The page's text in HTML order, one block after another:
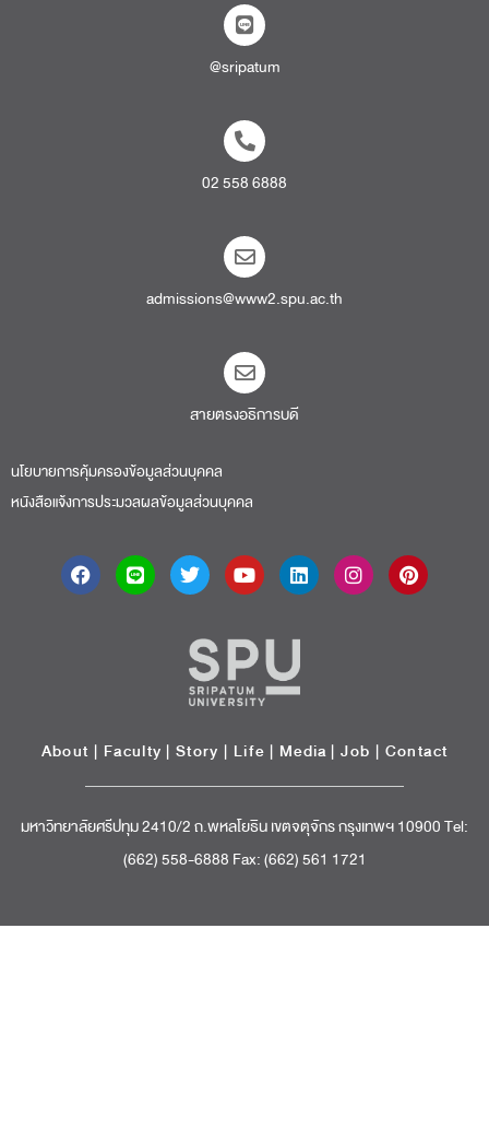
@sripatum
02 558 6888
admissions@www2.spu.ac.th
สายตรงอธิการบดี​
นโยบายการคุ้มครองข้อมูลส่วนบุคคล
หนังสือแจ้งการประมวลผลข้อมูลส่วนบุคคล
About | Faculty | Story | Life | Media |Job | Contact
มหาวิทยาลัยศรีปทุม 2410/2 ถ.พหลโยธิน เขตจตุจักร กรุงเทพฯ 10900 Tel:
(662) 558-6888 Fax: (662) 561 1721